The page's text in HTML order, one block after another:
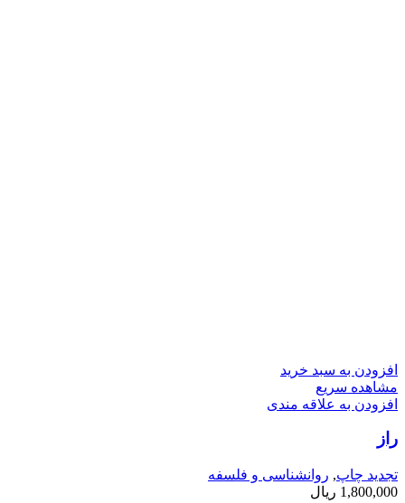
افزودن به سبد خرید
مشاهده سریع
افزودن به علاقه مندی
راز
تجدید چاپ, روانشناسی و فلسفه
1,800,000 ریال